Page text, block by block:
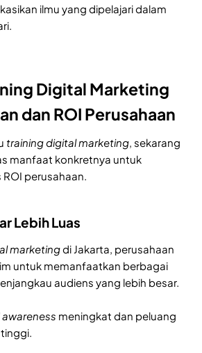
ilmu yang dipelajari dalam
Digital Marketing
dan ROI Perusahaan
training digital marketing, sekarang
manfaat konkretnya untuk
perusahaan.
Lebih Luas
marketingdi Jakarta, perusahaan
untuk memanfaatkan berbagai
audiens yang lebih besar.
meningkat dan peluang